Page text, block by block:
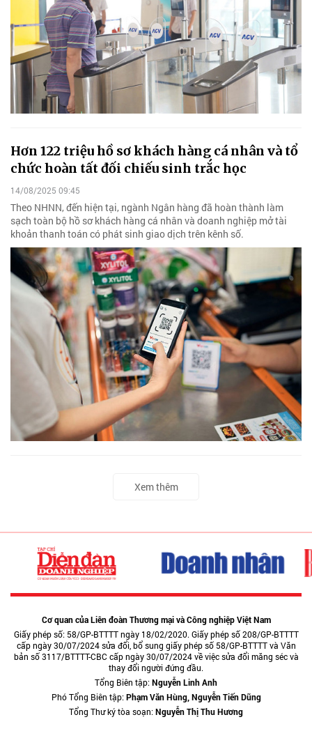
Hơn 122 triệu hồ sơ khách hàng cá nhân và tổ
chức hoàn tất đối chiếu sinh trắc học
14/08/2025 09:45
Theo NHNN, đến hiện tại, ngành Ngân hàng đã hoàn thành làm
sạch toàn bộ hồ sơ khách hàng cá nhân và doanh nghiệp mở tài
khoản thanh toán có phát sinh giao dịch trên kênh số.
Xem thêm
Cơ quan của Liên đoàn Thương mại và Công nghiệp Việt Nam
Giấy phép số: 58/GP-BTTTT ngày 18/02/2020. Giấy phép số 208/GP-BTTTT
cấp ngày 30/07/2024 sửa đổi, bổ sung giấy phép số 58/GP-BTTTT và Văn
bản số 3117/BTTTT-CBC cấp ngày 30/07/2024 về việc sửa đổi măng séc và
thay đổi người đứng đầu.
Tổng Biên tập:Nguyễn Linh Anh
Phó Tổng Biên tập:Phạm Văn Hùng, Nguyễn Tiến Dũng
Tổng Thư ký tòa soạn:Nguyễn Thị Thu Hương